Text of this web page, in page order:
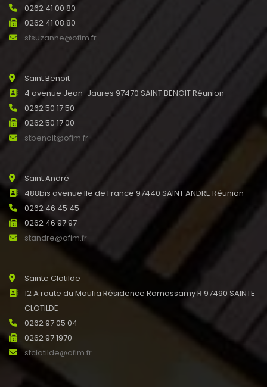
0262 41 00 80
0262 41 08 80
stsuzanne@ofim.fr
Saint Benoit
4 avenue Jean-Jaures 97470 SAINT BENOIT Réunion
0262 50 17 50
0262 50 17 00
stbenoit@ofim.fr
Saint André
488bis avenue Ile de France 97440 SAINT ANDRE Réunion
0262 46 45 45
0262 46 97 97
standre@ofim.fr
Sainte Clotilde
12 A route du Moufia Résidence Ramassamy R 97490 SAINTE
CLOTILDE
0262 97 05 04
0262 97 1970
stclotilde@ofim.fr